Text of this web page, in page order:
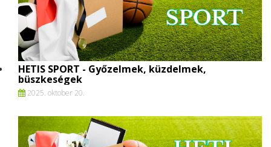
HETIS SPORT - Győzelmek, küzdelmek,
büszkeségek
2025. oktober 20.